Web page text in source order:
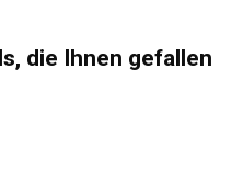
die Ihnen gefallen